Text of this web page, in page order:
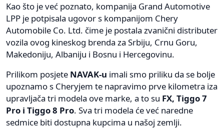
Kao što je već poznato, kompanija Grand Automotive
LPP je potpisala ugovor s kompanijom Chery
Automobile Co. Ltd. čime je postala zvanični distributer
vozila ovog kineskog brenda za Srbiju, Crnu Goru,
Makedoniju, Albaniju i Bosnu i Hercegovinu.
Prilikom posjete NAVAK-u imali smo priliku da se bolje
upoznamo s Cheryjem te napravimo prve kilometra iza
upravljača tri modela ove marke, a to su FX, Tiggo 7
Pro i Tiggo 8 Pro. Sva tri modela će već naredne
sedmice biti dostupna kupcima u našoj zemlji.